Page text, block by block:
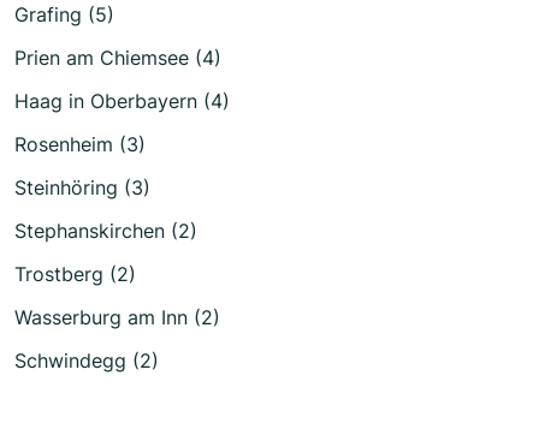
Grafing (5)
Prien am Chiemsee (4)
Haag in Oberbayern (4)
Rosenheim (3)
Steinhöring (3)
Stephanskirchen (2)
Trostberg (2)
Wasserburg am Inn (2)
Schwindegg (2)